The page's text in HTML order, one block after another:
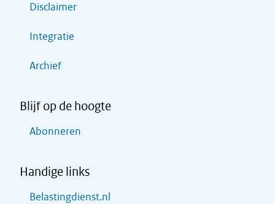
Disclaimer
Integratie
Archief
Blijf op de hoogte
Abonneren
Handige links
Belastingdienst.nl